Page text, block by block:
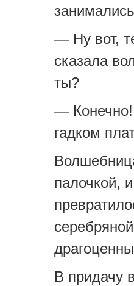
— Ну вот,
сказала
ты?
— Конечно!
гадком
палочкой,
В придачу